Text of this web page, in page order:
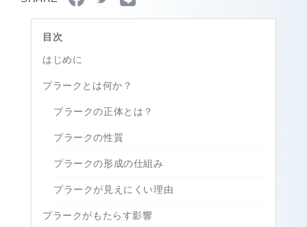
目次
はじめに
プラークとは何か？
プラークの正体とは？
プラークの性質
プラークの形成の仕組み
プラークが見えにくい理由
プラークがもたらす影響